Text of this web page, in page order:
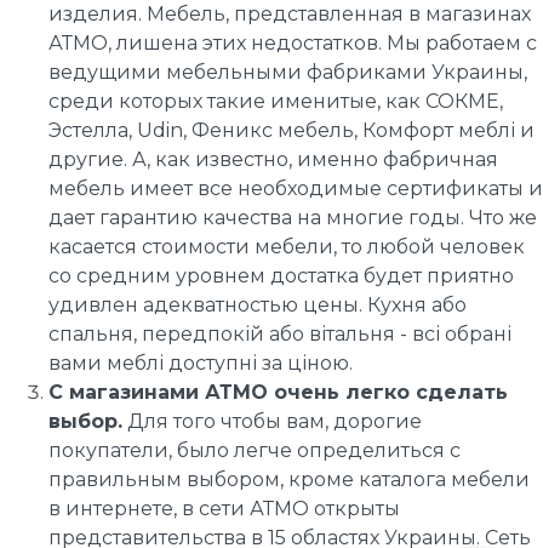
изделия. Мебель, представленная в магазинах
АТМО, лишена этих недостатков. Мы работаем с
ведущими мебельными фабриками Украины,
среди которых такие именитые, как СОКМЕ,
Эстелла, Udin, Феникс мебель, Комфорт меблі и
другие. А, как известно, именно фабричная
мебель имеет все необходимые сертификаты и
дает гарантию качества на многие годы. Что же
касается стоимости мебели, то любой человек
со средним уровнем достатка будет приятно
удивлен адекватностью цены. Кухня або
спальня, передпокій або вітальня - всі обрані
вами меблі доступні за ціною.
С магазинами АТМО очень легко сделать
выбор. Для того чтобы вам, дорогие
покупатели, было легче определиться с
правильным выбором, кроме каталога мебели
в интернете, в сети АТМО открыты
представительства в 15 областях Украины. Сеть